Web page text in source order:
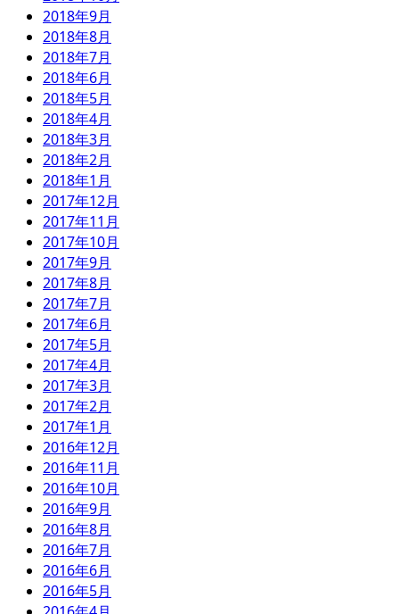
2018年9月
2018年8月
2018年7月
2018年6月
2018年5月
2018年4月
2018年3月
2018年2月
2018年1月
2017年12月
2017年11月
2017年10月
2017年9月
2017年8月
2017年7月
2017年6月
2017年5月
2017年4月
2017年3月
2017年2月
2017年1月
2016年12月
2016年11月
2016年10月
2016年9月
2016年8月
2016年7月
2016年6月
2016年5月